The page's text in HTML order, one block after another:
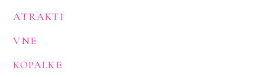
ATRAKTI
VNE
KOPALKE